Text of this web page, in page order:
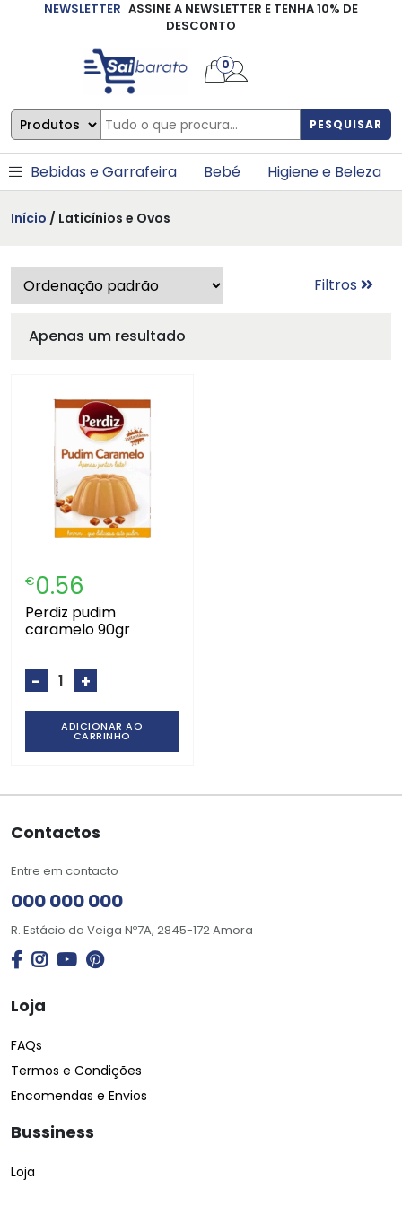
NEWSLETTER ASSINE A NEWSLETTER E TENHA 10% DE
DESCONTO
PESQUISAR
0
Bebidas e Garrafeira Bebé Higiene e Beleza
Início / Laticínios e Ovos
Filtros
Apenas um resultado
€0.56
perdiz pudim
caramelo 90gr
- +
ADICIONAR AO
CARRINHO
Contactos
Entre em contacto
000 000 000
R. Estácio da Veiga Nº7A, 2845-172 Amora
Loja
FAQs
Termos e Condições
Encomendas e Envios
Bussiness
Loja